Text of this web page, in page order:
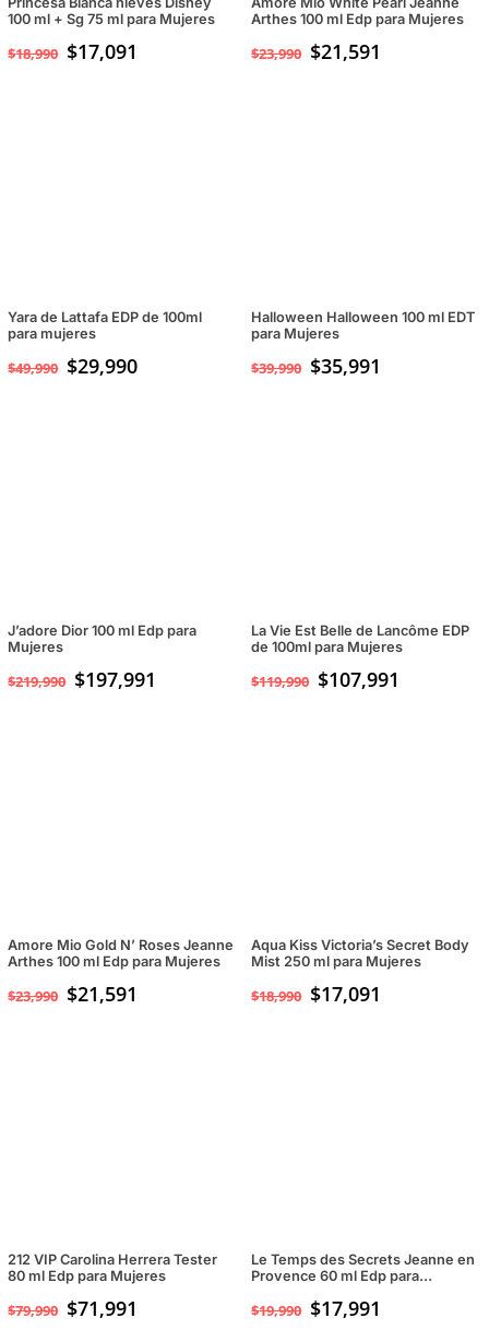
100 ml + Sg 75 ml para Mujeres
$18,990 $17,091
Arthes 100 ml Edp para Mujeres
$23,990 $21,591
Yara de Lattafa EDP de 100ml
para mujeres
$49,990 El
$29,990El
Halloween Halloween 100 ml EDT
para Mujeres
$39,990 $35,991
J’adore Dior 100 ml Edp para
Mujeres
$219,990 $197,991
La Vie Est Belle de Lancôme EDP
de 100ml para Mujeres
$119,990 $107,991
Amore Mio Gold N’ Roses Jeanne
Arthes 100 ml Edp para Mujeres
$23,990 $21,591
Aqua Kiss Victoria’s Secret Body
Mist 250 ml para Mujeres
$18,990 $17,091
212 VIP Carolina Herrera Tester
80 ml Edp para Mujeres
$79,990 $71,991
Le Temps des Secrets Jeanne en
Provence 60 ml Edp para
$19,990 $17,991